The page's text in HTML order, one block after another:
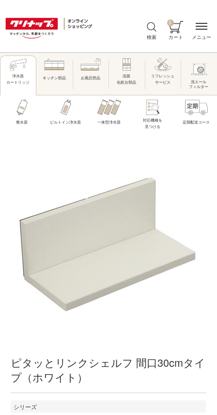
検索 カート
0
浄水器
カートリッジ
キッチン部品 お風呂部品
洗面
化粧台部品
リフレッシュ
サービス
洗エール
フィルター
整水器 ビルトイン浄水器 一体型浄水器
対応機種を
見つける
定期配送コース
ピタッとリンクシェルフ 間口30cmタイ
プ（ホワイト）
シリーズ
メニュー